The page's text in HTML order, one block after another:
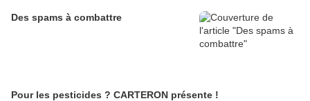
Des spams à combattre
Pour les pesticides ? CARTERON présente !